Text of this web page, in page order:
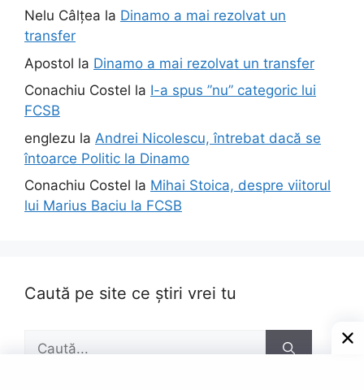
Nelu Câlțea la Dinamo a mai rezolvat un
transfer
Apostol la Dinamo a mai rezolvat un transfer
Conachiu Costel la I-a spus ”nu” categoric lui
FCSB
englezu la Andrei Nicolescu, întrebat dacă se
întoarce Politic la Dinamo
Conachiu Costel la Mihai Stoica, despre viitorul
lui Marius Baciu la FCSB
Caută pe site ce știri vrei tu
Caută
după: